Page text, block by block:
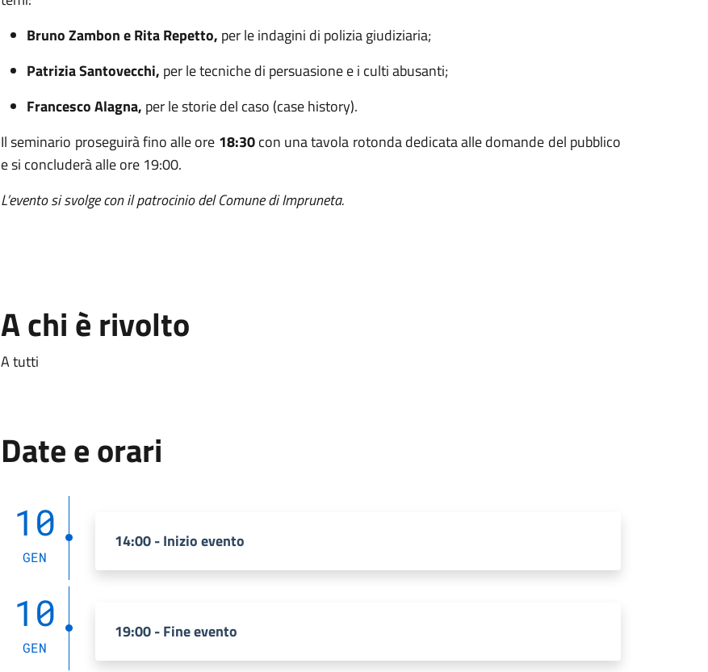
Bruno Zambon e Rita Repetto, per le indagini di polizia giudiziaria;
Patrizia Santovecchi, per le tecniche di persuasione e i culti abusanti;
Francesco Alagna, per le storie del caso (case history).
Il seminario proseguirà fino alle ore 18:30con una tavola rotonda dedicata alle domande del pubblico
e si concluderà alle ore 19:00.
L’evento si svolge con il patrocinio del Comune di Impruneta.
A chi è rivolto
A tutti
Date e orari
10
GEN
14:00 - Inizio evento
10
GEN
19:00 - Fine evento